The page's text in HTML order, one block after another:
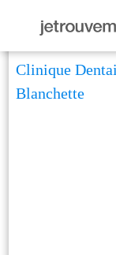
Clinique
Blanchette